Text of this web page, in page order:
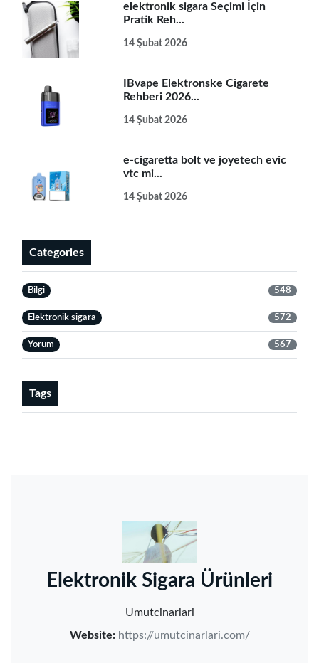
elektronik sigara Seçimi İçin
Pratik Reh...
14 Şubat 2026
IBvape Elektronske Cigarete
Rehberi 2026...
14 Şubat 2026
e-cigaretta bolt ve joyetech evic
vtc mi...
14 Şubat 2026
Categories
Bilgi 548
Elektronik sigara 572
Yorum 567
Tags
‌Elektronik Sigara Ürünleri‌
Umutcinarlari
Website: https://umutcinarlari.com/